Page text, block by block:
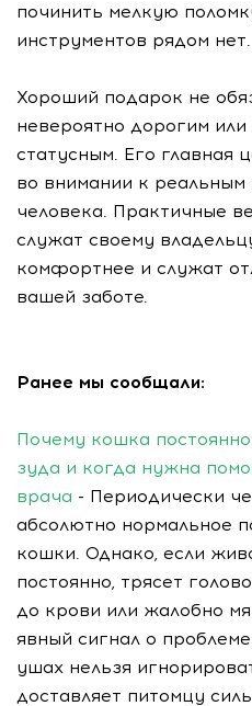
починить мелкую
инструментов рядом нет.
Хороший подарок не
невероятно дорогим
статусным. Его главная
во внимании к реальным
человека. Практичные
служат своему
комфортнее и служат
вашей заботе.
Ранее мы сообщали:
Почему кошка
зуда и когда нужна
врача - Периодически
абсолютно нормальное
кошки. Однако, если
постоянно, трясет
до крови или жалобно
явный сигнал о
ушах нельзя
доставляет питомцу